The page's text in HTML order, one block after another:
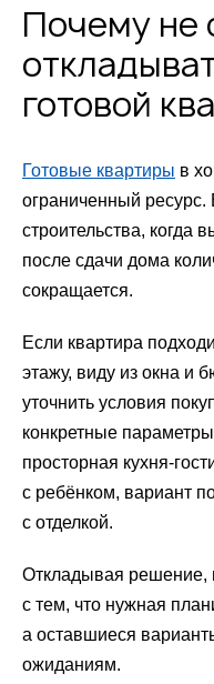
Почему не
готовой
Готовые квартиры в
ограниченный ресурс.
строительства, когда
после сдачи дома
сокращается.
Если квартира
этажу, виду из окна и
уточнить условия
конкретные
просторная кухня-
с ребёнком, вариант
с отделкой.
Откладывая решение,
с тем, что нужная
а оставшиеся
ожиданиям.